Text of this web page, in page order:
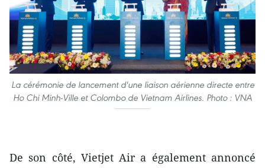
La cérémonie de lancement d'une liaison aérienne directe entre
Ho Chi Minh-Ville et Colombo de Vietnam Airlines. Photo : VNA
De son côté, Vietjet Air a également annoncé